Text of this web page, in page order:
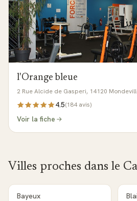
l'Orange bleue
2 Rue Alcide de Gasperi, 14120
4.5(184avis)
Voir la fiche
Villes proches dans le
Bayeux